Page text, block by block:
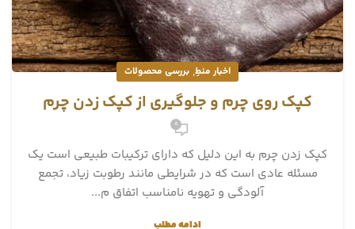
اخبار منطِ, بررسی محصولات
کپک روی چرم و جلوگیری از کپک زدن چرم
0
کپک زدن چرم به این دلیل که دارای ترکیبات طبیعی است یک
مسئله عادی است که در شرایطی مانند رطوبت زیاد، تجمع
آلودگی و تهویه نامناسب اتفاق م...
ادامه مطلب